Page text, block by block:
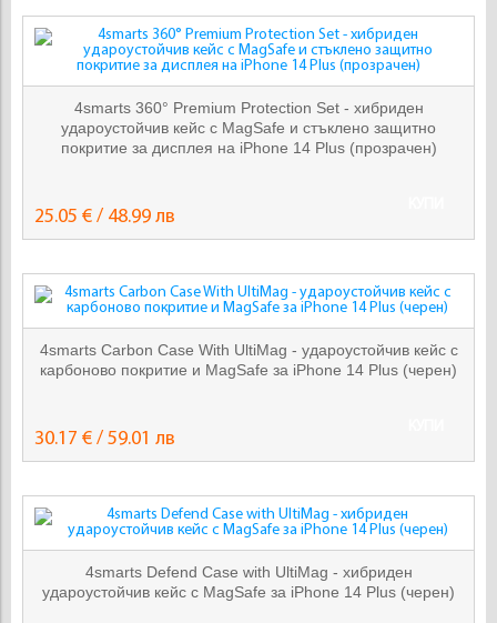
4smarts 360° Premium Protection Set - хибриден
удароустойчив кейс с MagSafe и стъклено защитно
покритие за дисплея на iPhone 14 Plus (прозрачен)
25.05 € / 48.99 лв
4smarts Carbon Case With UltiMag - удароустойчив кейс с
карбоново покритие и MagSafe за iPhone 14 Plus (черен)
30.17 € / 59.01 лв
4smarts Defend Case with UltiMag - хибриден
удароустойчив кейс с MagSafe за iPhone 14 Plus (черен)